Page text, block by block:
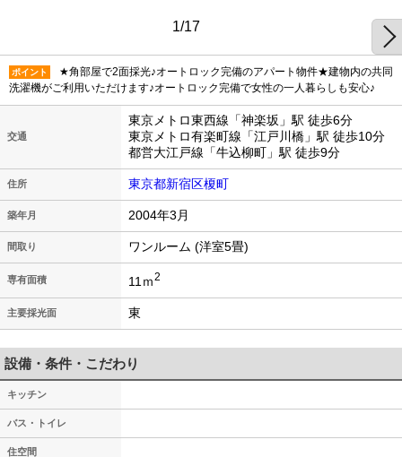
1/17
ポイント
★角部屋で2面採光♪オートロック完備のアパート物件★建物内の共同
洗濯機がご利用いただけます♪オートロック完備で女性の一人暮らしも安心♪
交通
東京メトロ東西線「神楽坂」駅 徒歩6分
東京メトロ有楽町線「江戸川橋」駅 徒歩10分
都営大江戸線「牛込柳町」駅 徒歩9分
住所 東京都新宿区榎町
築年月 2004年3月
間取り ワンルーム (洋室5畳)
専有面積 11ｍ2
主要採光面 東
設備・条件・こだわり
キッチン
バス・トイレ
住空間